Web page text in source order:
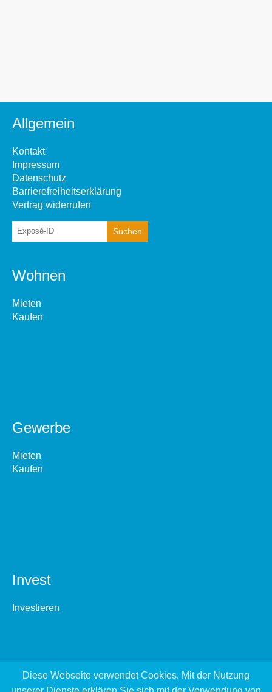
Allgemein
Kontakt
Impressum
Datenschutz
Barrierefreiheitserklärung
Vertrag widerrufen
Wohnen
Mieten
Kaufen
Gewerbe
Mieten
Kaufen
Invest
Investieren
Diese Webseite verwendet Cookies. Mit der Nutzung